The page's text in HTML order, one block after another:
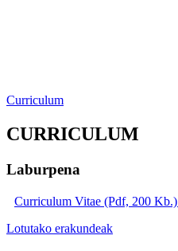
Curriculum
CURRICULUM
Laburpena
Curriculum Vitae (Pdf, 200 Kb.)
Lotutako erakundeak